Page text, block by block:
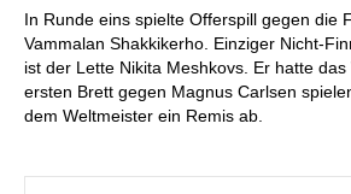
In Runde eins spielte Offerspill gegen die
Vammalan Shakkikerho. Einziger Nicht-
ist der Lette Nikita Meshkovs. Er hatte das
ersten Brett gegen Magnus Carlsen
dem Weltmeister ein Remis ab.